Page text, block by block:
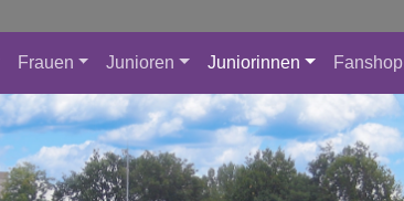
Frauen Junioren Juniorinnen Fanshop